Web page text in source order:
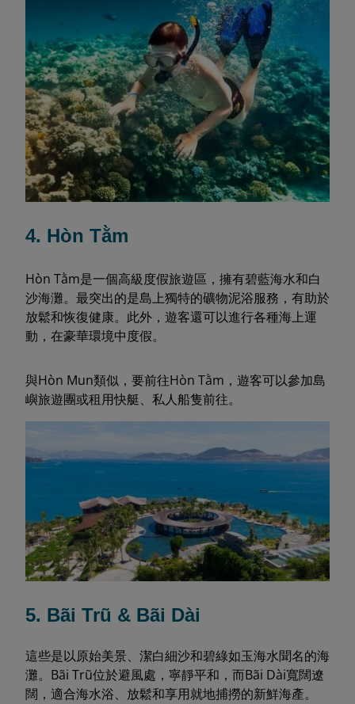
4. Hòn Tằm
Hòn Tằm是一個高級度假旅遊區，擁有碧藍海水和白
沙海灘。最突出的是島上獨特的礦物泥浴服務，有助於
放鬆和恢復健康。此外，遊客還可以進行各種海上運
動，在豪華環境中度假。
與Hòn Mun類似，要前往Hòn Tằm，遊客可以參加島
嶼旅遊團或租用快艇、私人船隻前往。
5. Bãi Trũ & Bãi Dài
這些是以原始美景、潔白細沙和碧綠如玉海水聞名的海
灘。Bãi Trũ位於避風處，寧靜平和，而Bãi Dài寬闊遼
闊，適合海水浴、放鬆和享用就地捕撈的新鮮海產。